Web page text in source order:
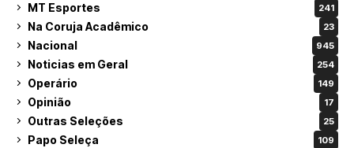
MT Esportes 241
Na Coruja Acadêmico 23
Nacional 945
Noticias em Geral 254
Operário 149
Opinião 17
Outras Seleções 25
Papo Seleça 109